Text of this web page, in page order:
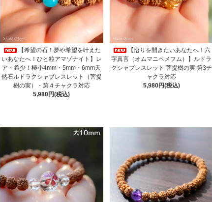
【希望の石！夢や希望を叶えた
いあなたへ！ひと粒アマゾナイト】レ
ア・希少！極小4mm・5mm・6mm天
然石ルドラクシャブレスレット（菩提
樹の実）・第４チャクラ対応
5,980円(税込)
【悟りを開きたいあなたへ！六
字真言（オムマニペメフム）】ルドラ
クシャブレスレット 菩提樹の実 第3チ
ャクラ対応
5,980円(税込)